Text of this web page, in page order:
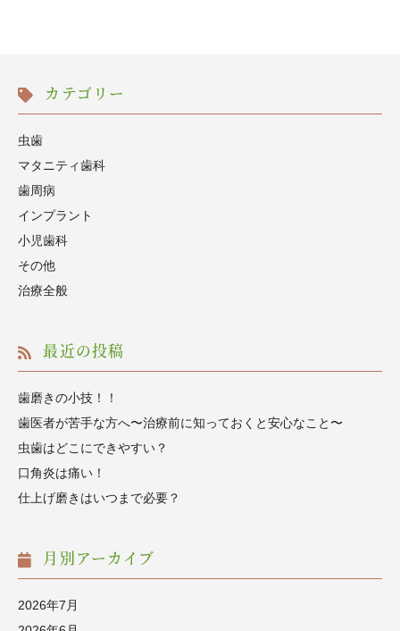
カテゴリー
虫歯
マタニティ歯科
歯周病
インプラント
小児歯科
その他
治療全般
最近の投稿
歯磨きの小技！！
歯医者が苦手な方へ〜治療前に知っておくと安心なこと〜
虫歯はどこにできやすい？
口角炎は痛い！
仕上げ磨きはいつまで必要？
月別アーカイブ
2026年7月